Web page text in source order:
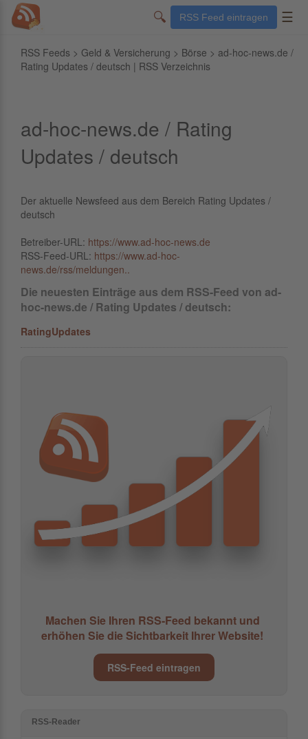
🔍 RSS Feed eintragen ☰
RSS Feeds > Geld & Versicherung > Börse > ad-hoc-news.de /
Rating Updates / deutsch | RSS Verzeichnis
ad-hoc-news.de / Rating
Updates / deutsch
Der aktuelle Newsfeed aus dem Bereich Rating Updates /
deutsch
Betreiber-URL: https://www.ad-hoc-news.de
RSS-Feed-URL: https://www.ad-hoc-
news.de/rss/meldungen..
Die neuesten Einträge aus dem RSS-Feed von ad-
hoc-news.de / Rating Updates / deutsch:
RatingUpdates
Machen Sie Ihren RSS-Feed bekannt und
erhöhen Sie die Sichtbarkeit Ihrer Website!
RSS-Feed eintragen
RSS-Reader